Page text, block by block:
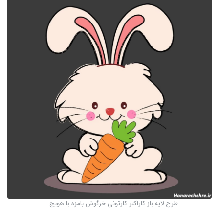
طرح لایه باز کاراکتر کارتونی خرگوش بامزه با هویج ...